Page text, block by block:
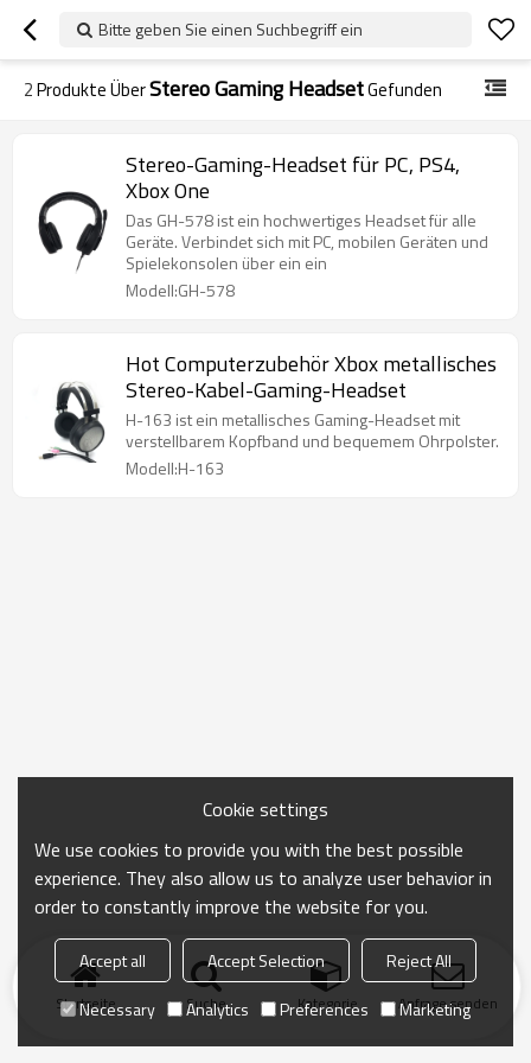
Bitte geben Sie einen Suchbegriff ein
2Produkte ÜberStereo Gaming HeadsetGefunden
Stereo-Gaming-Headset für PC, PS4,
Xbox One
Das GH-578 ist ein hochwertiges Headset für alle
Geräte. Verbindet sich mit PC, mobilen Geräten und
Spielekonsolen über ein ein
Modell:GH-578
Hot Computerzubehör Xbox metallisches
Stereo-Kabel-Gaming-Headset
H-163 ist ein metallisches Gaming-Headset mit
verstellbarem Kopfband und bequemem Ohrpolster.
Modell:H-163
Startseite Suche Kategorie Anfrage senden
Cookie settings
We use cookies to provide you with the best possible
experience. They also allow us to analyze user behavior in
order to constantly improve the website for you.
Accept all Accept Selection
Reject All
Necessary
Analytics Preferences Marketing